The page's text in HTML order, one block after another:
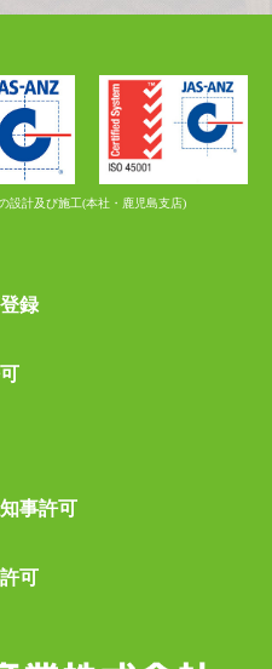
設計及び施工(本社・鹿児島支店)
録
事許可
可